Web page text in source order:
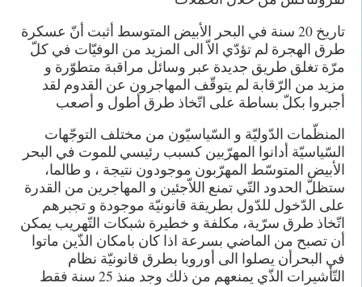
تاريخ 20 سنة في البحر الأبيض المتوسط أثبت أنّ عسكرة
طرق الهجرة لم تؤدّي الاّ الى المزيد من الوفيّات في كلّ
مرّة تغلق طريق جديدة عبر وسائل مراقبة متطوّرة و
مزيد من الرّقابة لم يتوقّف المهاجرون عن القدوم لقد
أجبروا بكلّ بساطة على اتّخاذ طرق أطول و أصعب
المنظّمات الدّوليّة و السّياسيّون من مختلف التوجّهات
السّياسيّة أدانوا المهرّبين كسبب رئيسي للموت في البحر
الأبيض المتوسّط المهرّبون موجودون نتيجة ، و طالما،
ستظلّ الحدود التّي تمنع اللاّجئين و المهاجرين من القدرة
على الدّخول للدّول بطريقة قانونيّة موجودة و تجبرهم
اتّخاذ طرق سرّية، مكلفة و خطيرة شبكات التّهريب يمكن
أن تصبح من الماضي بسرعة اذا كان بامكان الذّين ماتوا
في البحرأن يصلوا الى أوروبا بطرق قانونيّة نظام
التّأشيرات الذّي يمنعهم من ذلك وجد منذ 25 سنة فقط